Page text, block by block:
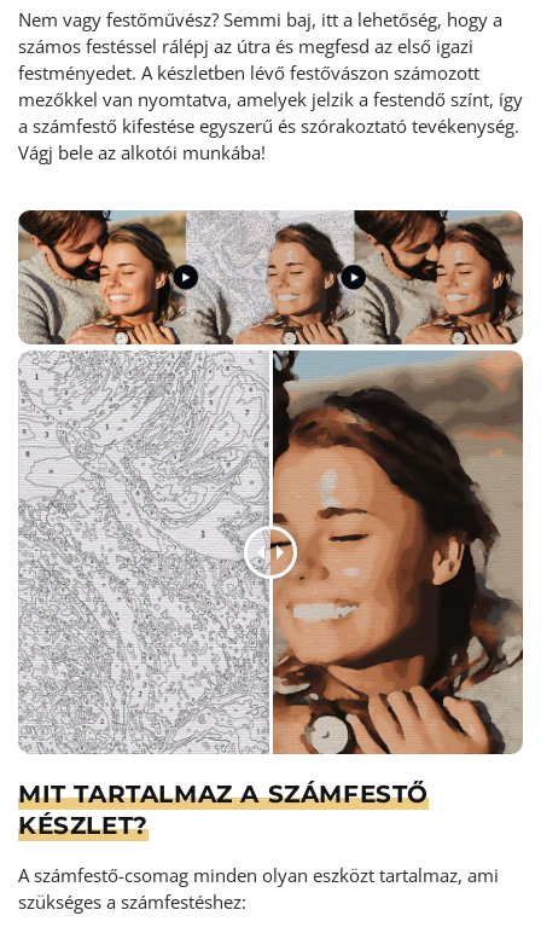
Nem vagy festőművész? Semmi baj, itt a lehetőség, hogy a
számos festéssel rálépj az útra és megfesd az első igazi
festményedet. A készletben lévő festővászon számozott
mezőkkel van nyomtatva, amelyek jelzik a festendő színt, így
a számfestő kifestése egyszerű és szórakoztató tevékenység.
Vágj bele az alkotói munkába!
MIT TARTALMAZ A SZÁMFESTŐ
KÉSZLET?
A számfestő-csomag minden olyan eszközt tartalmaz, ami
szükséges a számfestéshez: